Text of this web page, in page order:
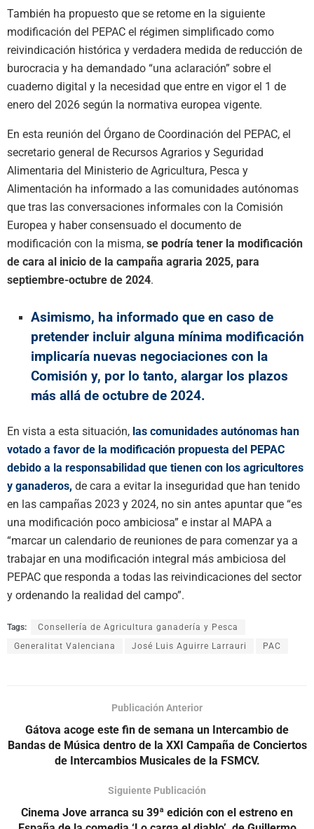
También ha propuesto que se retome en la siguiente
modificación del PEPAC el régimen simplificado como
reivindicación histórica y verdadera medida de reducción de
burocracia y ha demandado “una aclaración” sobre el
cuaderno digital y la necesidad que entre en vigor el 1 de
enero del 2026 según la normativa europea vigente.
En esta reunión del Órgano de Coordinación del PEPAC, el
secretario general de Recursos Agrarios y Seguridad
Alimentaria del Ministerio de Agricultura, Pesca y
Alimentación ha informado a las comunidades autónomas
que tras las conversaciones informales con la Comisión
Europea y haber consensuado el documento de
modificación con la misma, se podría tener la modificación
de cara al inicio de la campaña agraria 2025, para
septiembre-octubre de 2024.
Asimismo, ha informado que en caso de
pretender incluir alguna mínima modificación
implicaría nuevas negociaciones con la
Comisión y, por lo tanto, alargar los plazos
más allá de octubre de 2024.
En vista a esta situación, las comunidades autónomas han
votado a favor de la modificación propuesta del PEPAC
debido a la responsabilidad que tienen con los agricultores
y ganaderos, de cara a evitar la inseguridad que han tenido
en las campañas 2023 y 2024, no sin antes apuntar que “es
una modificación poco ambiciosa” e instar al MAPA a
“marcar un calendario de reuniones de para comenzar ya a
trabajar en una modificación integral más ambiciosa del
PEPAC que responda a todas las reivindicaciones del sector
y ordenando la realidad del campo”.
Tags:
Consellería de Agricultura ganadería y Pesca
Generalitat Valenciana
José Luis Aguirre Larrauri PAC
Publicación Anterior
Gátova acoge este fin de semana un Intercambio de
Bandas de Música dentro de la XXI Campaña de Conciertos
de Intercambios Musicales de la FSMCV.
Siguiente Publicación
Cinema Jove arranca su 39ª edición con el estreno en